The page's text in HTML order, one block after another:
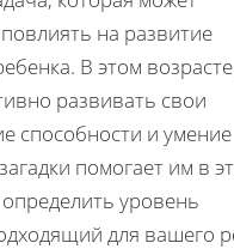
на развитие
В этом
развивать свои
способности и умение
помогает им в
уровень
для вашего